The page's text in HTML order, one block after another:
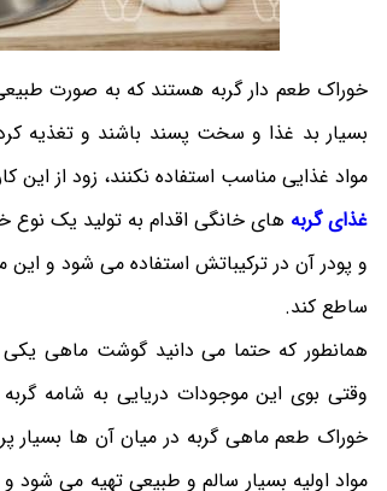
خوراک طعم دار گربه هستند که به صورت
بسیار بد غذا و سخت پسند باشند و تغذیه
مواد غذایی مناسب استفاده نکنند، زود از
غذای گربه های خانگی اقدام به تولید یک
و پودر آن در ترکیباتش استفاده می شود و
ساطع کند.
همانطور که حتما می دانید گوشت ماهی
وقتی بوی این موجودات دریایی به شامه
خوراک طعم ماهی گربه در میان آن ها بسیار
مواد اولیه بسیار سالم و طبیعی تهیه می